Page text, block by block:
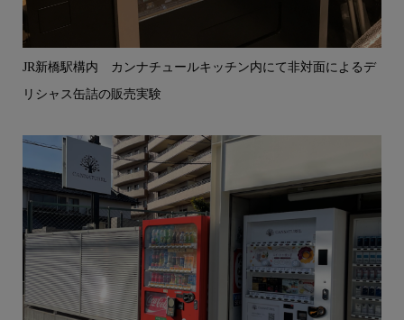
JR新橋駅構内 カンナチュールキッチン内にて非対面によるデ
リシャス缶詰の販売実験